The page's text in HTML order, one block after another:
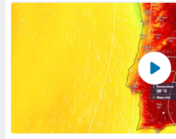
de
ou aceder
num